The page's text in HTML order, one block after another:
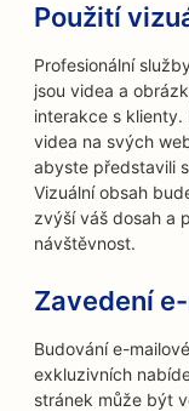
Použití
Profesionální
jsou videa a
interakce s
videa na svých
abyste představili
Vizuální obsah
zvýší váš dosah a
návštěvnost.
Zavedení
Budování e-
exkluzivních
stránek může být